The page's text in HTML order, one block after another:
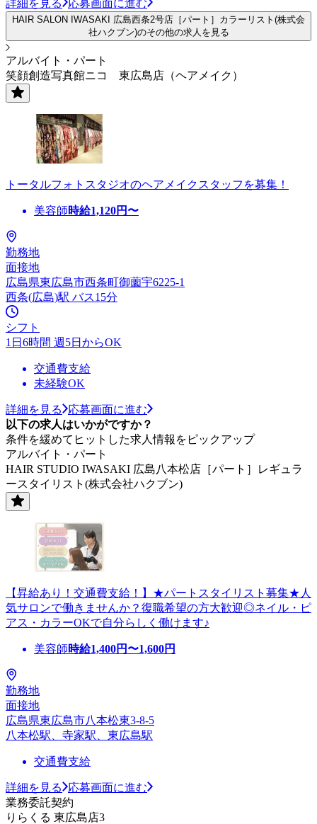
詳細を見る 応募画面に進む
HAIR SALON IWASAKI 広島西条2号店［パート］カラーリスト(株式会
社ハクブン)のその他の求人を見る
アルバイト・パート
笑顔創造写真館ニコ 東広島店（ヘアメイク）
トータルフォトスタジオのヘアメイクスタッフを募集！
美容師時給1,120円〜
勤務地
面接地
広島県東広島市西条町御薗宇6225-1
西条(広島)駅 バス15分
シフト
1日6時間 週5日からOK
交通費支給
未経験OK
詳細を見る
応募画面に進む
以下の求人はいかがですか？
条件を緩めてヒットした求人情報をピックアップ
アルバイト・パート
HAIR STUDIO IWASAKI 広島八本松店［パート］レギュラ
ースタイリスト(株式会社ハクブン)
【昇給あり！交通費支給！】★パートスタイリスト募集★人
気サロンで働きませんか？復職希望の方大歓迎◎ネイル・ピ
アス・カラーOKで自分らしく働けます♪
美容師時給1,400円〜1,600円
勤務地
面接地
広島県東広島市八本松東3-8-5
八本松駅、寺家駅、東広島駅
交通費支給
詳細を見る
応募画面に進む
業務委託契約
りらくる 東広島店3